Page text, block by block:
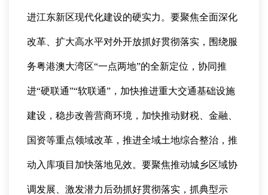
进江东新区现代化建设的硬实力。要聚焦全面深化
改革、扩大高水平对外开放抓好贯彻落实，围绕服
务粤港澳大湾区“一点两地”的全新定位，协同推
进“硬联通”“软联通”，加快推进重大交通基础设施
建设，稳步改善营商环境，加快推动财税、金融、
国资等重点领域改革，推进全域土地综合整治，推
动入库项目加快落地见效。要聚焦推动城乡区域协
调发展、激发潜力后劲抓好贯彻落实，抓典型示